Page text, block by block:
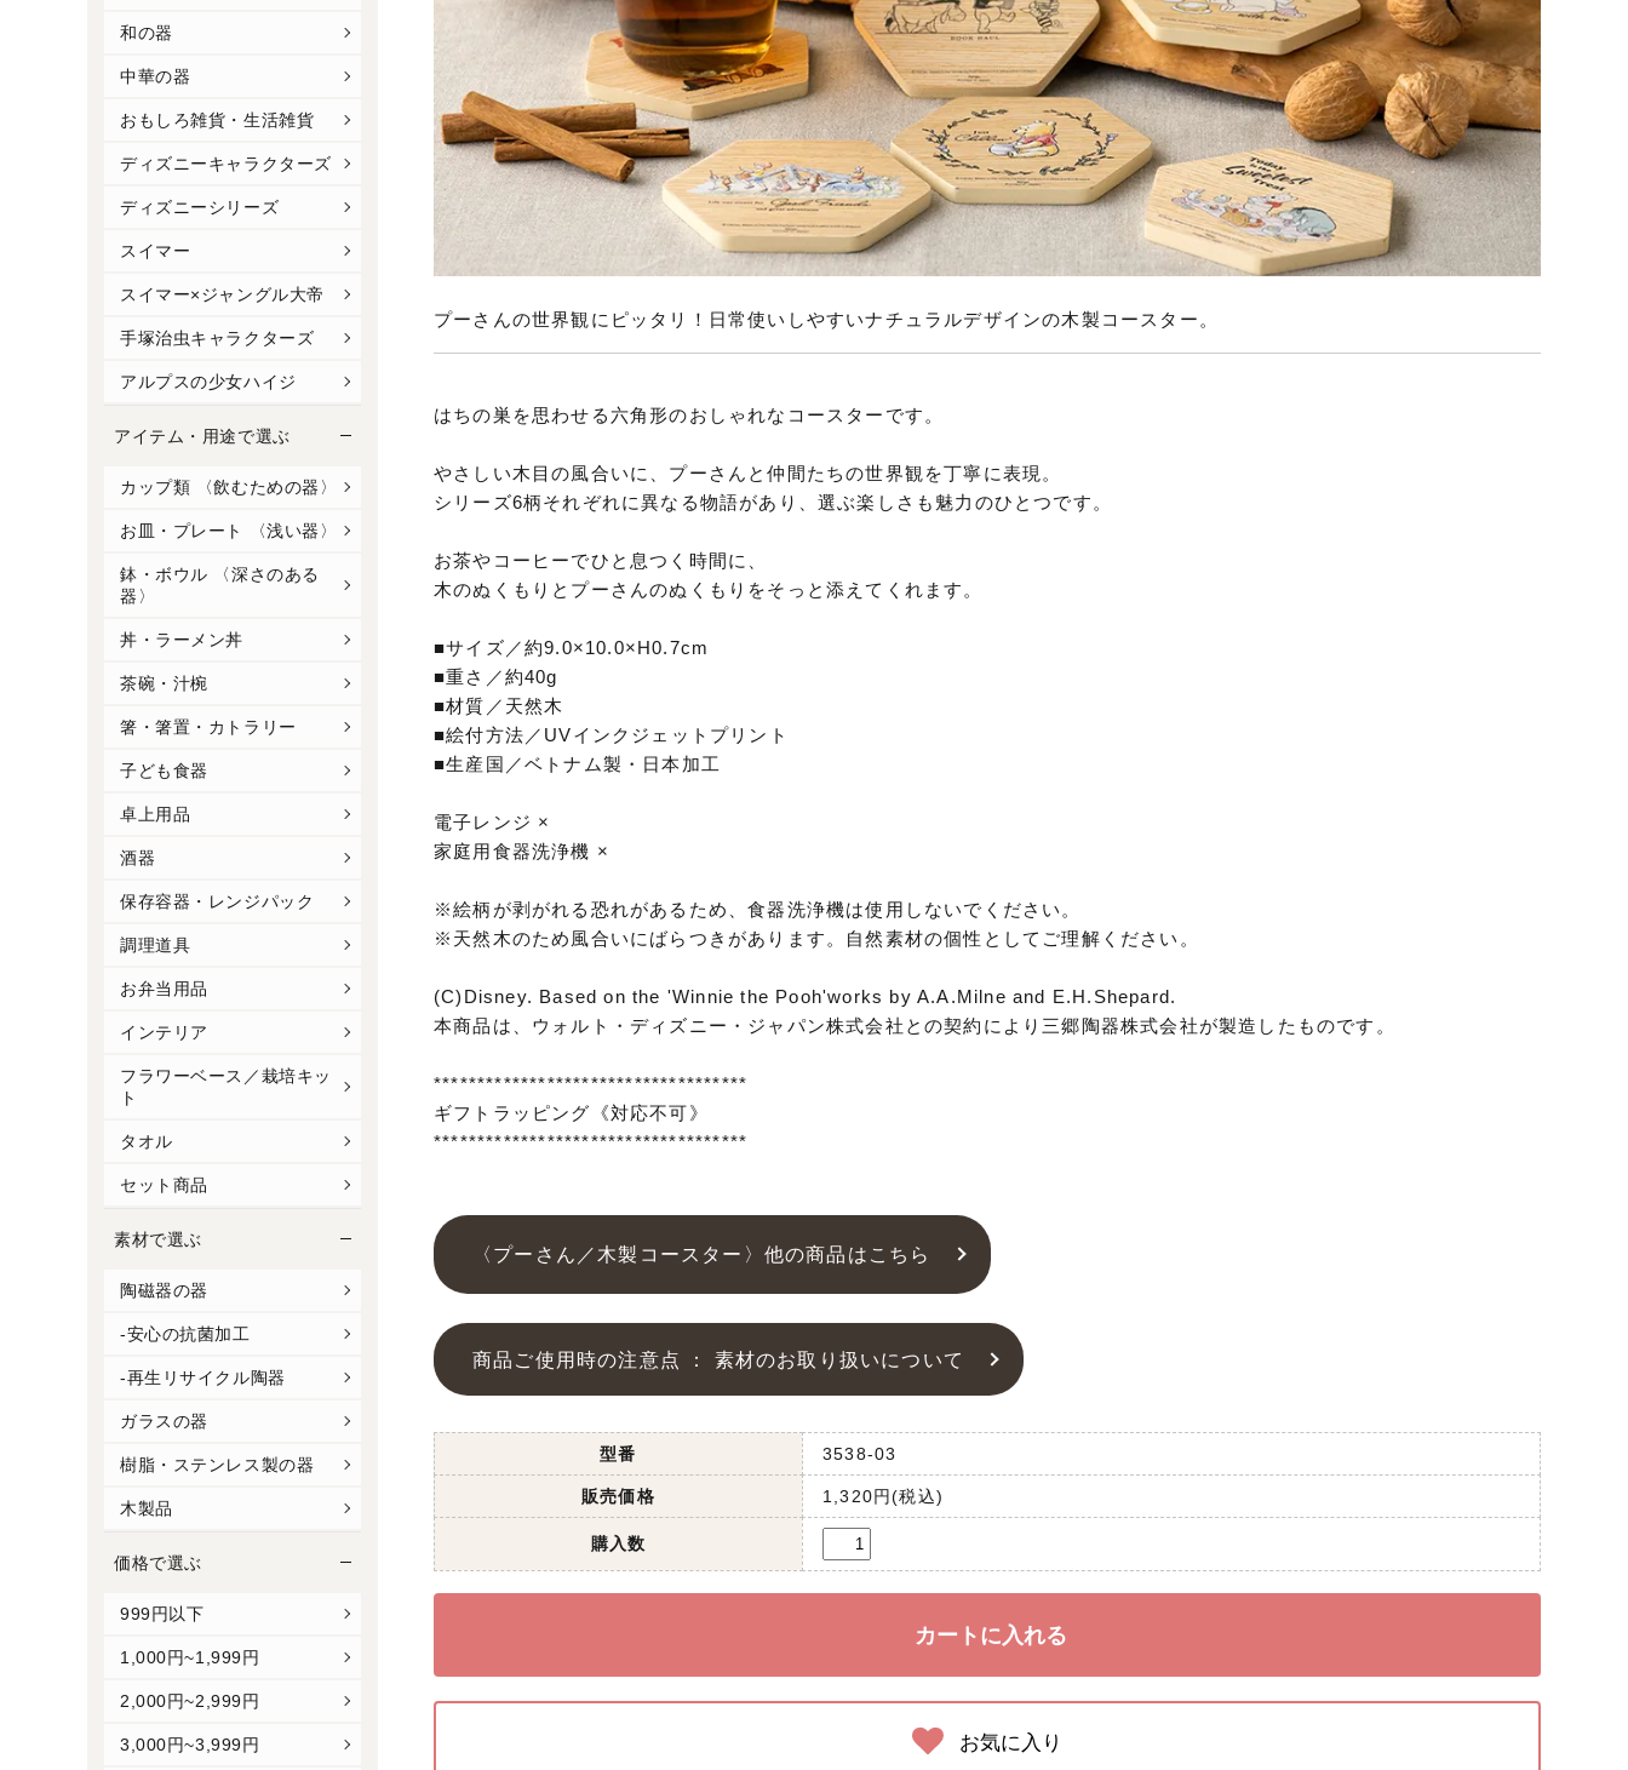
和の器
中華の器
おもしろ雑貨・生活雑貨
ディズニーキャラクターズ
ディズニーシリーズ
スイマー
スイマー×ジャングル大帝
手塚治虫キャラクターズ
アルプスの少女ハイジ
アイテム・用途で選ぶ
カップ類 〈飲むための器〉
お皿・プレート 〈浅い器〉
鉢・ボウル 〈深さのある
器〉
丼・ラーメン丼
茶碗・汁椀
箸・箸置・カトラリー
子ども食器
卓上用品
酒器
保存容器・レンジパック
調理道具
お弁当用品
インテリア
フラワーベース／栽培キッ
ト
タオル
セット商品
素材で選ぶ
陶磁器の器
-安心の抗菌加工
-再生リサイクル陶器
ガラスの器
樹脂・ステンレス製の器
木製品
価格で選ぶ
999円以下
1,000円~1,999円
2,000円~2,999円
3,000円~3,999円
プーさんの世界観にピッタリ！日常使いしやすいナチュラルデザインの木製コースター。
はちの巣を思わせる六角形のおしゃれなコースターです。
やさしい木目の風合いに、プーさんと仲間たちの世界観を丁寧に表現。
シリーズ6柄それぞれに異なる物語があり、選ぶ楽しさも魅力のひとつです。
お茶やコーヒーでひと息つく時間に、
木のぬくもりとプーさんのぬくもりをそっと添えてくれます。
■サイズ／約9.0×10.0×H0.7cm
■重さ／約40g
■材質／天然木
■絵付方法／UVインクジェットプリント
■生産国／ベトナム製・日本加工
電子レンジ ×
家庭用食器洗浄機 ×
※絵柄が剥がれる恐れがあるため、食器洗浄機は使用しないでください。
※天然木のため風合いにばらつきがあります。自然素材の個性としてご理解ください。
(C)Disney. Based on the 'Winnie the Pooh'works by A.A.Milne and E.H.Shepard.
本商品は、ウォルト・ディズニー・ジャパン株式会社との契約により三郷陶器株式会社が製造したものです。
************************************
ギフトラッピング《対応不可》
************************************
〈プーさん／木製コースター〉他の商品はこちら
商品ご使用時の注意点 ： 素材のお取り扱いについて
型番 3538-03
販売価格 1,320円(税込)
購入数
お気に入り